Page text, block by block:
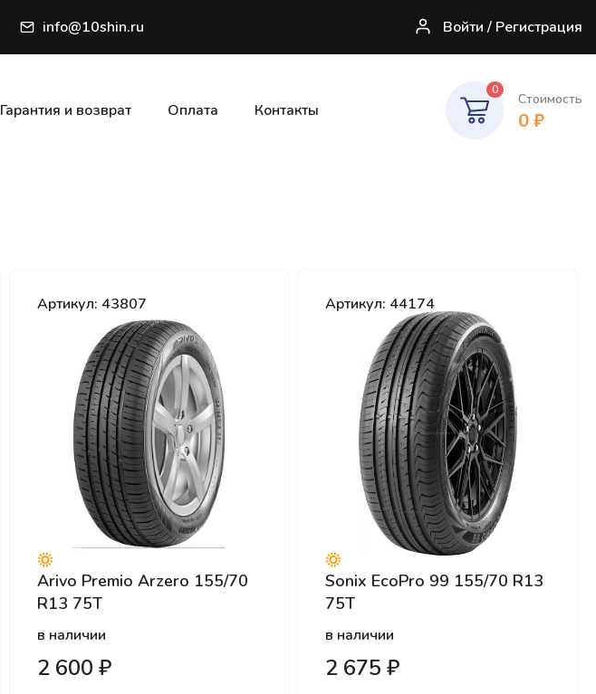
info@10shin.ru Войти / Регистрация
Гарантия и возврат Оплата Контакты
0
Стоимость
0₽
Артикул: 43807
Arivo Premio Arzero 155/70
R13 75T
в наличии
2 600 ₽
Артикул: 44174
Sonix EcoPro 99 155/70 R13
75T
в наличии
2 675 ₽